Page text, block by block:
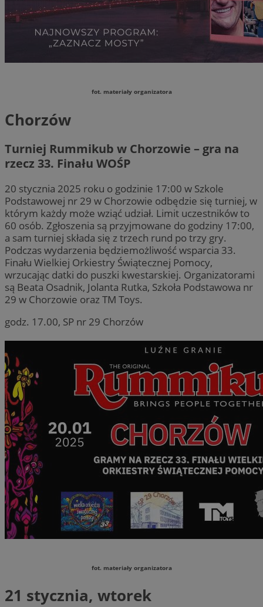
fot. materiały organizatora
Chorzów
Turniej Rummikub w Chorzowie – gra na
rzecz 33. Finału WOŚP
20 stycznia 2025 roku o godzinie 17:00 w Szkole
Podstawowej nr 29 w Chorzowie odbędzie się turniej, w
którym każdy może wziąć udział. Limit uczestników to
60 osób. Zgłoszenia są przyjmowane do godziny 17:00,
a sam turniej składa się z trzech rund po trzy gry.
Podczas wydarzenia będziemożliwość wsparcia 33.
Finału Wielkiej Orkiestry Świątecznej Pomocy,
wrzucając datki do puszki kwestarskiej. Organizatorami
są Beata Osadnik, Jolanta Rutka, Szkoła Podstawowa nr
29 w Chorzowie oraz TM Toys.
godz. 17.00, SP nr 29 Chorzów
fot. materiały organizatora
21 stycznia, wtorek